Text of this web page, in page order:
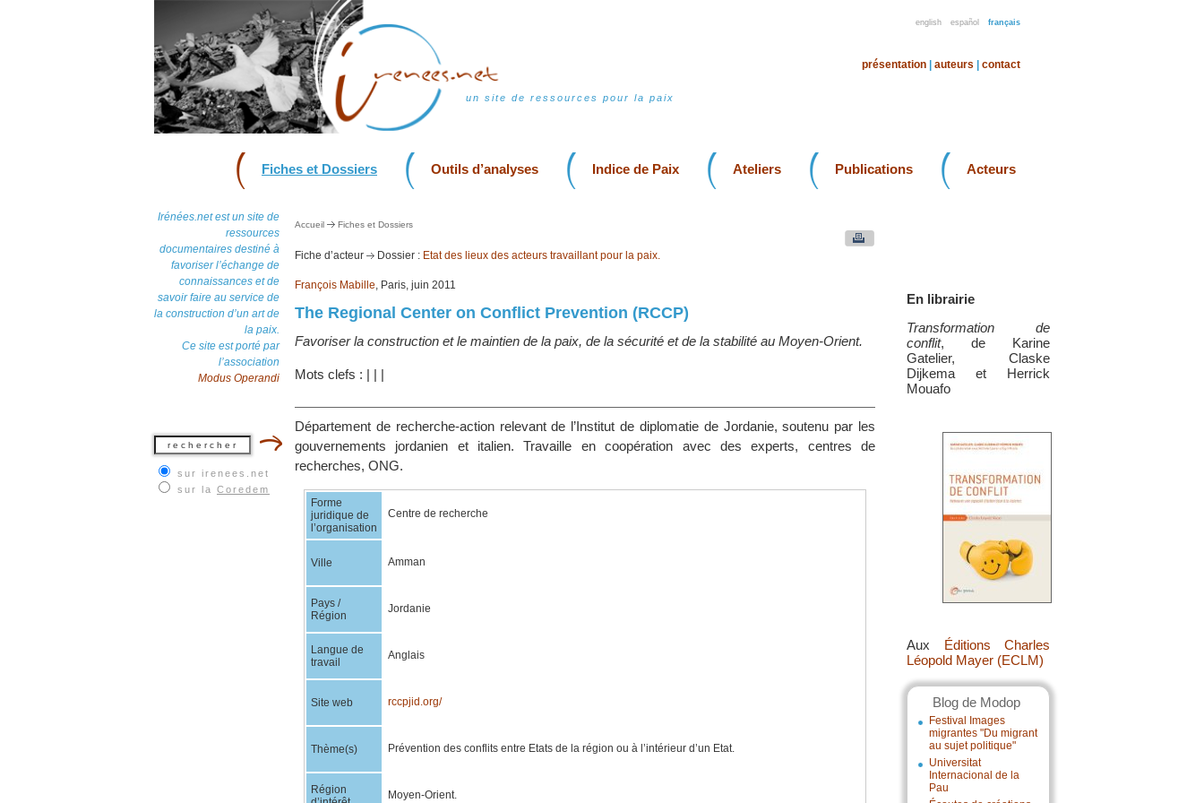
english español français
un site de ressources pour la paix
présentation auteurs contact
Fiches et Dossiers Outils d’analyses Indice de Paix Ateliers Publications Acteurs
Irénées.net est un site de
ressources
documentaires destiné à
favoriser l’échange de
connaissances et de
savoir faire au service de
la construction d’un art de
la paix.
Ce site est porté par
l’association
Modus Operandi
sur irenees.net
sur la Coredem
En librairie
Transformation de
conflit, de Karine
Gatelier, Claske
Dijkema et Herrick
Mouafo
Aux Éditions Charles
Léopold Mayer (ECLM)
Blog de Modop
Festival Images
migrantes "Du migrant
au sujet politique"
Universitat
Internacional de la
Pau
Accueil Fiches et Dossiers
Fiche d’acteur Dossier : Etat des lieux des acteurs travaillant pour la paix.
François Mabille, Paris, juin 2011
The Regional Center on Conflict Prevention (RCCP)
Favoriser la construction et le maintien de la paix, de la sécurité et de la stabilité au Moyen-Orient.
Mots clefs : | | |
Département de recherche-action relevant de l’Institut de diplomatie de Jordanie, soutenu par les
gouvernements jordanien et italien. Travaille en coopération avec des experts, centres de
recherches, ONG.
Forme
juridique de
l’organisation
Centre de recherche
Ville Amman
Pays /
Région
Jordanie
Langue de
travail
Anglais
Site web rccpjid.org/
Thème(s) Prévention des conflits entre Etats de la région ou à l’intérieur d’un Etat.
Région
Moyen-Orient.